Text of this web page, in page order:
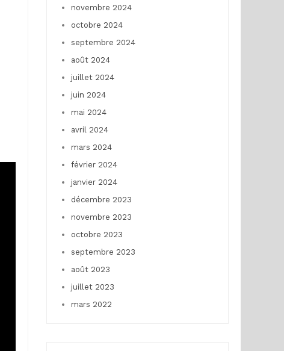
novembre 2024
octobre 2024
septembre 2024
août 2024
juillet 2024
juin 2024
mai 2024
avril 2024
mars 2024
février 2024
janvier 2024
décembre 2023
novembre 2023
octobre 2023
septembre 2023
août 2023
juillet 2023
mars 2022